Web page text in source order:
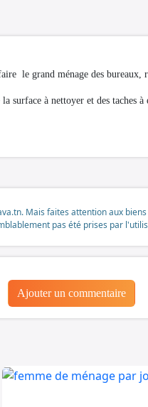
le grand ménage des
surface à nettoyer et des taches
Mais faites attention aux
pas été prises par
Ajouter un commentaire